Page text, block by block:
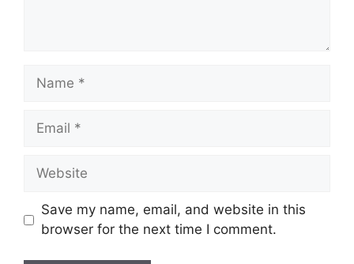
Name
Email
Website
Save my name, email, and website in this
browser for the next time I comment.